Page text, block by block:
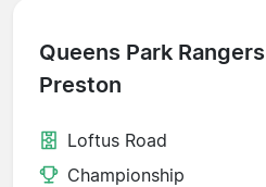
Queens Park Rangers
Preston
Loftus Road
Championship